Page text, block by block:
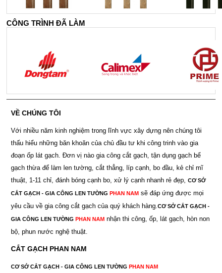
CÔNG TRÌNH ĐÃ LÀM
VỀ CHÚNG TÔI
Với nhiều năm kinh nghiệm trong lĩnh vực xây dựng nên chúng tôi
thấu hiểu những băn khoăn của chủ đầu tư khi công trinh vào gia
đoạn ốp lát gạch. Đơn vị nào gia công cắt gạch, tận dụng gạch bể
gạch thừa để làm len tường, cắt thẳng, líp cạnh, bo đầu, kẻ chỉ mĩ
thuật, 1-11 chỉ, đánh bóng cạnh bo, xử lý cạnh nhanh rẻ đẹp,
CƠ SỞ
CẮT GẠCH - GIA CÔNG LEN TƯỜNG PHAN NAMsẽ đáp ứng được mọi
yêu cầu về gia công cắt gạch của quý khách hàng. CƠ SỞ CẮT GẠCH -
GIA CÔNG LEN TƯỜNG PHAN NAMnhận thi công, ốp, lát gạch, hòn non
bộ, phun nước nghệ thuật.
CẮT GẠCH PHAN NAM
CƠ SỞ CẮT GẠCH - GIA CÔNG LEN TƯỜNG PHAN NAM